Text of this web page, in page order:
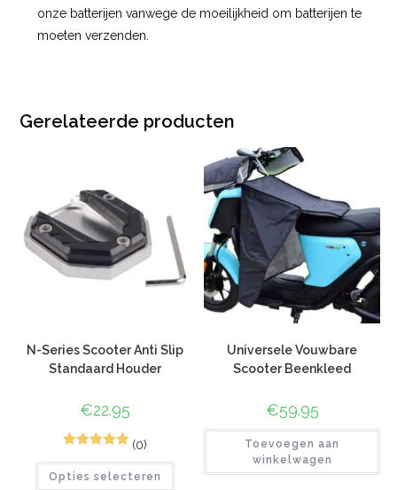
onze batterijen vanwege de moeilijkheid om batterijen te
moeten verzenden.
Gerelateerde producten
N-Series Scooter Anti Slip
Standaard Houder
€22.95
5.00 op 5
(0)
Opties selecteren
Universele Vouwbare
Scooter Beenkleed
€59.95
Toevoegen aan
winkelwagen